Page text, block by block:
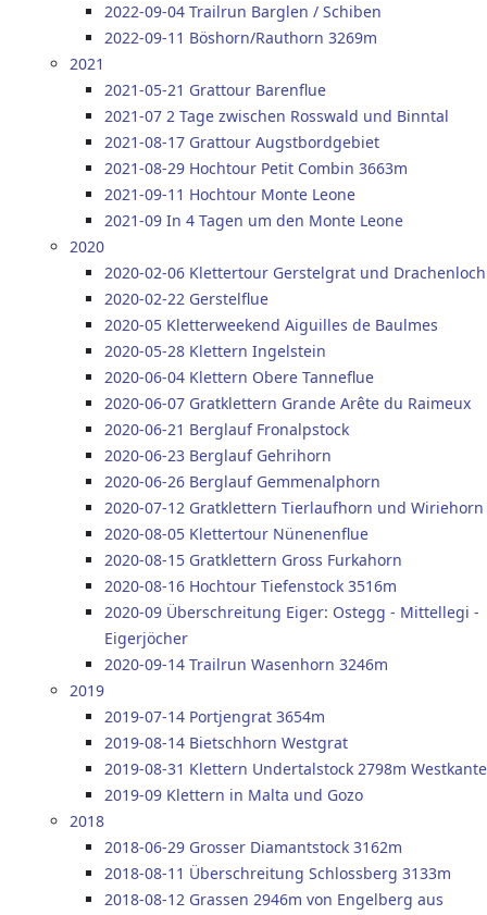
2022-09-04 Trailrun Barglen / Schiben
2022-09-11 Böshorn/Rauthorn 3269m
2021
2021-05-21 Grattour Barenflue
2021-07 2 Tage zwischen Rosswald und Binntal
2021-08-17 Grattour Augstbordgebiet
2021-08-29 Hochtour Petit Combin 3663m
2021-09-11 Hochtour Monte Leone
2021-09 In 4 Tagen um den Monte Leone
2020
2020-02-06 Klettertour Gerstelgrat und Drachenloch
2020-02-22 Gerstelflue
2020-05 Kletterweekend Aiguilles de Baulmes
2020-05-28 Klettern Ingelstein
2020-06-04 Klettern Obere Tanneflue
2020-06-07 Gratklettern Grande Arête du Raimeux
2020-06-21 Berglauf Fronalpstock
2020-06-23 Berglauf Gehrihorn
2020-06-26 Berglauf Gemmenalphorn
2020-07-12 Gratklettern Tierlaufhorn und Wiriehorn
2020-08-05 Klettertour Nünenenflue
2020-08-15 Gratklettern Gross Furkahorn
2020-08-16 Hochtour Tiefenstock 3516m
2020-09 Überschreitung Eiger: Ostegg - Mittellegi -
Eigerjöcher
2020-09-14 Trailrun Wasenhorn 3246m
2019
2019-07-14 Portjengrat 3654m
2019-08-14 Bietschhorn Westgrat
2019-08-31 Klettern Undertalstock 2798m Westkante
2019-09 Klettern in Malta und Gozo
2018
2018-06-29 Grosser Diamantstock 3162m
2018-08-11 Überschreitung Schlossberg 3133m
2018-08-12 Grassen 2946m von Engelberg aus